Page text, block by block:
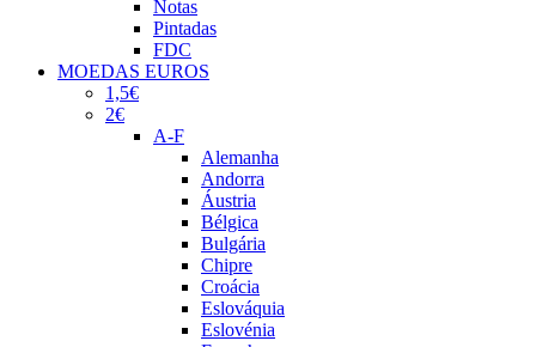
Notas
Pintadas
FDC
MOEDAS EUROS
1,5€
2€
A-F
Alemanha
Andorra
Áustria
Bélgica
Bulgária
Chipre
Croácia
Eslováquia
Eslovénia